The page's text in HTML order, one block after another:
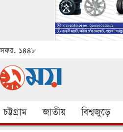
১৪৪৮
জাতীয় বিশ্বজুড়ে